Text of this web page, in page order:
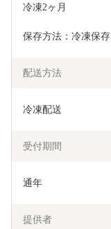
冷凍2ヶ月
保存方法：冷凍保存
配送方法
冷凍配送
受付期間
通年
提供者